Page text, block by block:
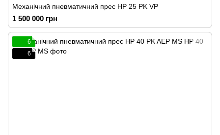
Механічний пневматичний прес HP 25 PK VP
1 500 000 грн
6
6